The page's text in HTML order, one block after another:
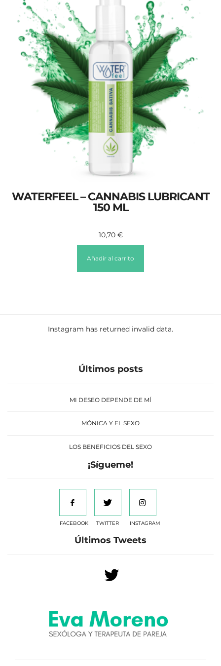
WATERFEEL – CANNABIS LUBRICANT
150 ML
10,70 €
Añadir al carrito
Instagram has returned invalid data.
Últimos posts
MI DESEO DEPENDE DE MÍ
MÓNICA Y EL SEXO
LOS BENEFICIOS DEL SEXO
¡Sígueme!
FACEBOOK TWITTER INSTAGRAM
Últimos Tweets